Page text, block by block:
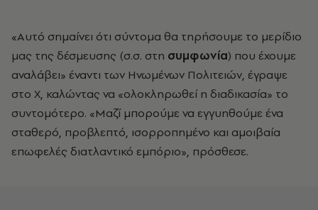
«Αυτό σημαίνει ότι σύντομα θα τηρήσουμε το μερίδιο
μας της δέσμευσης (σ.σ. στη συμφωνία) που έχουμε
αναλάβει» έναντι των Ηνωμένων Πολιτειών, έγραψε
στο X, καλώντας να «ολοκληρωθεί η διαδικασία» το
συντομότερο. «Μαζί μπορούμε να εγγυηθούμε ένα
σταθερό, προβλεπτό, ισορροπημένο και αμοιβαία
επωφελές διατλαντικό εμπόριο», πρόσθεσε.